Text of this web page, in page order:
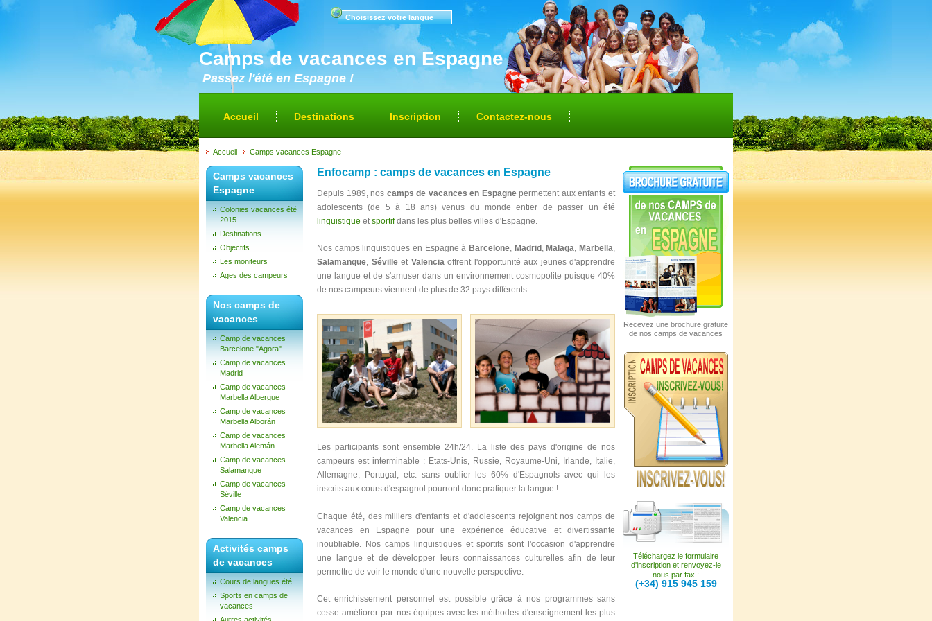
Camps de vacances en Espagne
Passez l'été en Espagne !
Choisissez votre langue
Accueil Destinations Inscription Contactez-nous
Accueil Camps vacances Espagne
Camps vacances
Espagne
Colonies vacances été
2015
Destinations
Objectifs
Les moniteurs
Ages des campeurs
Nos camps de
vacances
Camp de vacances
Barcelone "Agora"
Camp de vacances
Madrid
Camp de vacances
Marbella Albergue
Camp de vacances
Marbella Alborán
Camp de vacances
Marbella Alemán
Camp de vacances
Salamanque
Camp de vacances
Séville
Camp de vacances
Valencia
Activités camps
de vacances
Cours de langues été
Sports en camps de
vacances
Enfocamp : camps de vacances en Espagne
Depuis 1989, nos camps de vacances en Espagnepermettent aux enfants et
adolescents (de 5 à 18 ans) venus du monde entier de passer un été
linguistique etsportifdans les plus belles villes d'Espagne.
Nos camps linguistiques en Espagne à Barcelone, Madrid , Malaga, Marbella,
Salamanque, Sévilleet Valenciaoffrent l'opportunité aux jeunes d'apprendre
une langue et de s'amuser dans un environnement cosmopolite puisque 40%
de nos campeurs viennent de plus de 32 pays différents.
Les participants sont ensemble 24h/24. La liste des pays d'origine de nos
campeurs est interminable : Etats-Unis, Russie, Royaume-Uni, Irlande, Italie,
Allemagne, Portugal, etc. sans oublier les 60% d'Espagnols avec qui les
inscrits aux cours d'espagnol pourront donc pratiquer la langue !
Chaque été, des milliers d'enfants et d'adolescents rejoignent nos camps de
vacances en Espagne pour une expérience éducative et divertissante
inoubliable. Nos camps linguistiques et sportifs sont l'occasion d'apprendre
une langue et de développer leurs connaissances culturelles afin de leur
permettre de voir le monde d'une nouvelle perspective.
Cet enrichissement personnel est possible grâce à nos programmes sans
cesse améliorer par nos équipes avec les méthodes d'enseignement les plus
Recevez une brochure gratuite
de nos camps de vacances
Téléchargez le formulaire
d'inscription et renvoyez-le
nous par fax :
(+34) 915 945 159